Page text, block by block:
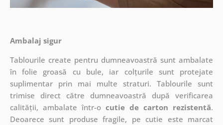
Ambalaj sigur
Tablourile create pentru dumneavoastră sunt ambalate
în folie groasă cu bule, iar colțurile sunt protejate
suplimentar prin mai multe straturi.Tablourile sunt
trimise direct către dumneavoastră după verificarea
calității, ambalate într-o cutie de carton rezistentă.
Deoarece sunt produse fragile, pe cutie este marcat